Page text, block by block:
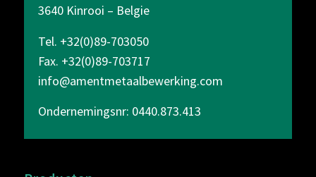
3640 Kinrooi – Belgie
Tel. +32(0)89-703050
Fax. +32(0)89-703717
info@amentmetaalbewerking.com
Ondernemingsnr: 0440.873.413